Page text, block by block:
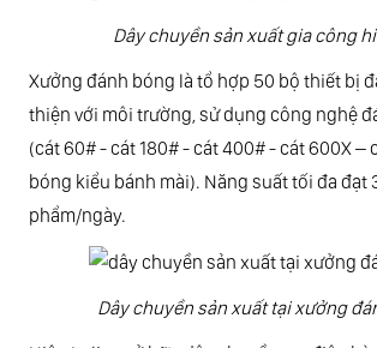
Dây chuyền sản xuất gia công
Xưởng đánh bóng là tổ hợp 50 bộ thiết bị
thiện với môi trường, sử dụng công nghệ
(cát 60# - cát 180# - cát 400# - cát 600X –
bóng kiểu bánh mài). Năng suất tối đa đạt
phẩm/ngày.
Dây chuyền sản xuất tại xưởng